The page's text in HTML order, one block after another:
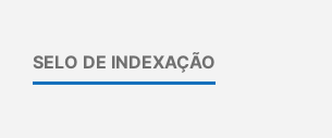
SELO DE INDEXAÇÃO